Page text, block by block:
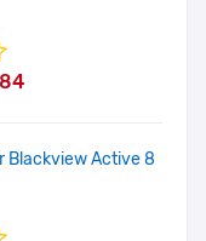
Blackview Active 8